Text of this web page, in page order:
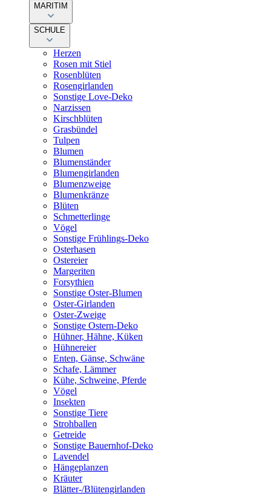
MARITIM
SCHULE
Herzen
Rosen mit Stiel
Rosenblüten
Rosengirlanden
Sonstige Love-Deko
Narzissen
Kirschblüten
Grasbündel
Tulpen
Blumen
Blumenständer
Blumengirlanden
Blumenzweige
Blumenkränze
Blüten
Schmetterlinge
Vögel
Sonstige Frühlings-Deko
Osterhasen
Ostereier
Margeriten
Forsythien
Sonstige Oster-Blumen
Oster-Girlanden
Oster-Zweige
Sonstige Ostern-Deko
Hühner, Hähne, Küken
Hühnereier
Enten, Gänse, Schwäne
Schafe, Lämmer
Kühe, Schweine, Pferde
Vögel
Insekten
Sonstige Tiere
Strohballen
Getreide
Sonstige Bauernhof-Deko
Lavendel
Hängeplanzen
Kräuter
Blätter-/Blütengirlanden